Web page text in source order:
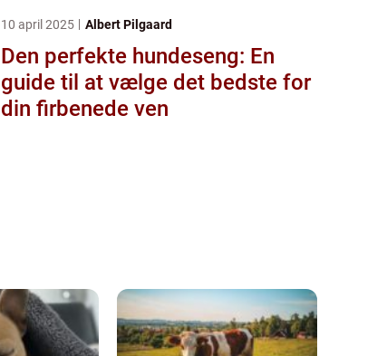
10 april 2025 Albert Pilgaard
Den perfekte hundeseng: En
guide til at vælge det bedste for
din firbenede ven